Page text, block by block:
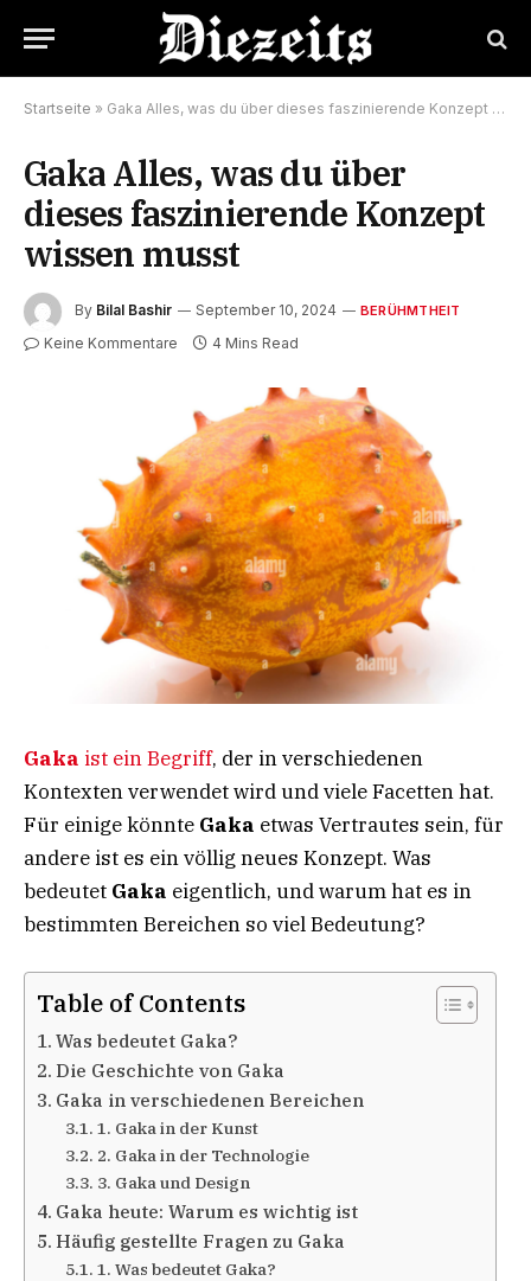
Startseite » Gaka Alles, was du über dieses faszinierende Konzept wissen musst
Gaka Alles, was du über
dieses faszinierende Konzept
wissen musst
By Bilal Bashir September 10, 2024 BERÜHMTHEIT
Keine Kommentare 4 Mins Read
Gaka ist ein Begriff, der in verschiedenen
Kontexten verwendet wird und viele Facetten hat.
Für einige könnte Gaka etwas Vertrautes sein, für
andere ist es ein völlig neues Konzept. Was
bedeutet Gaka eigentlich, und warum hat es in
bestimmten Bereichen so viel Bedeutung?
Table of Contents
Was bedeutet Gaka?
Die Geschichte von Gaka
Gaka in verschiedenen Bereichen
1. Gaka in der Kunst
2. Gaka in der Technologie
3. Gaka und Design
Gaka heute: Warum es wichtig ist
Häufig gestellte Fragen zu Gaka
1. Was bedeutet Gaka?